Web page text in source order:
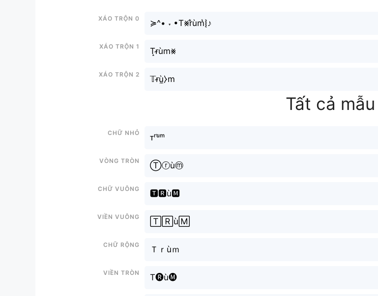
Xáo trộn 0
≽^• ˕ •T⨳r̐ùm͛⦚♪
Xáo trộn 1
T̝r̴ùm⨳
Xáo trộn 2
𝕋r̴ù̼⧽m
Tất cả mẫu
Chữ nhỏ
ᴛʳᵘ̀ᵐ
Vòng tròn
Ⓣⓡùⓜ
Chữ vuông
🆃🆁ù🅼
Viền vuông
🅃🅁ù🄼
Chữ rộng
Ｔｒùｍ
Viền tròn
T🅡ù🅜